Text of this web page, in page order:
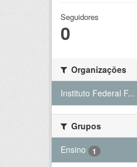
Seguidores
0
Organizações
Instituto Federal F...
Grupos
Ensino
1